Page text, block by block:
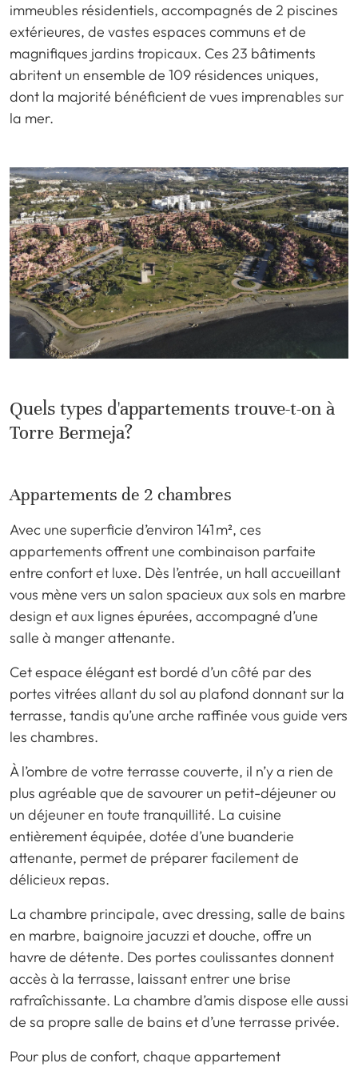
immeubles résidentiels, accompagnés de 2 piscines
extérieures, de vastes espaces communs et de
magnifiques jardins tropicaux. Ces 23 bâtiments
abritent un ensemble de 109 résidences uniques,
dont la majorité bénéficient de vues imprenables sur
la mer.
Quels types d'appartements trouve-t-on à
Torre Bermeja?
Appartements de 2 chambres
Avec une superficie d’environ 141 m², ces
appartements offrent une combinaison parfaite
entre confort et luxe. Dès l’entrée, un hall accueillant
vous mène vers un salon spacieux aux sols en marbre
design et aux lignes épurées, accompagné d’une
salle à manger attenante.
Cet espace élégant est bordé d’un côté par des
portes vitrées allant du sol au plafond donnant sur la
terrasse, tandis qu’une arche raffinée vous guide vers
les chambres.
À l’ombre de votre terrasse couverte, il n’y a rien de
plus agréable que de savourer un petit-déjeuner ou
un déjeuner en toute tranquillité. La cuisine
entièrement équipée, dotée d’une buanderie
attenante, permet de préparer facilement de
délicieux repas.
La chambre principale, avec dressing, salle de bains
en marbre, baignoire jacuzzi et douche, offre un
havre de détente. Des portes coulissantes donnent
accès à la terrasse, laissant entrer une brise
rafraîchissante. La chambre d’amis dispose elle aussi
de sa propre salle de bains et d’une terrasse privée.
Pour plus de confort, chaque appartement